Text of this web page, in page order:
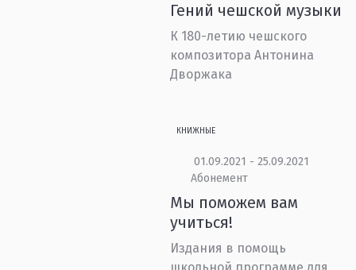
Гений чешской музыки
К 180-летию чешского
композитора Антонина
Дворжака
КНИЖНЫЕ
01.09.2021 - 25.09.2021
Абонемент
Мы поможем вам
учиться!
Издания в помощь